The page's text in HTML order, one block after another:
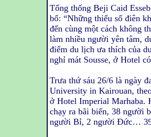
Tổng thống Beji Caid
bố: “Những thiểu số điên
đến cùng một cách không
làm nhiều người yên tâm,
điểm du lịch ưa thích của
nghỉ mát Sousse, ở Hotel
Trưa thứ sáu 26/6 là ngày
University in Kairouan,
ở Hotel Imperial Marhaba.
chạy ra bãi biển, 38 người
người Bỉ, 2 người Đức…